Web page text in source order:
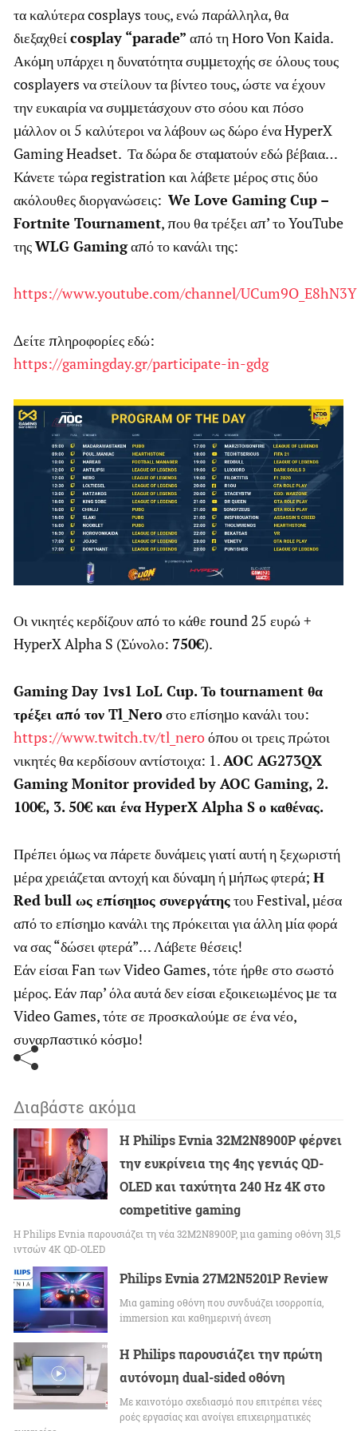
τα καλύτερα cosplays τους, ενώ παράλληλα, θα
διεξαχθεί cosplay “parade” από τη Ηoro Von Kaida.
Ακόμη υπάρχει η δυνατότητα συμμετοχής σε όλους τους
cosplayers να στείλουν τα βίντεο τους, ώστε να έχουν
την ευκαιρία να συμμετάσχουν στο σόου και πόσο
μάλλον οι 5 καλύτεροι να λάβουν ως δώρο ένα HyperX
Gaming Headset. Τα δώρα δε σταματούν εδώ βέβαια…
Κάνετε τώρα registration και λάβετε μέρος στις δύο
ακόλουθες διοργανώσεις: We Love Gaming Cup –
Fortnite Tournament, που θα τρέξει απ’ το YouTube
τηςWLG Gamingαπό το κανάλι της:
https://www.youtube.com/channel/
Δείτε πληροφορίες εδώ:
https://gamingday.gr/participate-in-gdg
Οι νικητές κερδίζουν από το κάθε round 25 ευρώ +
HyperX Alpha S (Σύνολο: 750€).
Gaming Day 1vs1 LoL Cup. Το tournament θα
τρέξει από τον Tl_Neroστο επίσημο κανάλι του:
https://www.twitch.tv/tl_neroόπου οι τρεις πρώτοι
νικητές θα κερδίσουν αντίστοιχα: 1.AOC AG273QX
Gaming Monitor provided by AOC Gaming, 2.
100€, 3. 50€ και ένα HyperX Alpha S ο καθένας.
Πρέπει όμως να πάρετε δυνάμεις γιατί αυτή η ξεχωριστή
μέρα χρειάζεται αντοχή και δύναμη ή μήπως φτερά; Η
Red bull ως επίσημος συνεργάτηςτου Festival, μέσα
από το επίσημο κανάλι της πρόκειται για άλλη μία φορά
να σας “δώσει φτερά”… Λάβετε θέσεις!
Εάν είσαι Fan των Video Games, τότε ήρθε στο σωστό
μέρος. Εάν παρ’ όλα αυτά δεν είσαι εξοικειωμένος με τα
Video Games, τότε σε προσκαλούμε σε ένα νέο,
συναρπαστικό κόσμο!
Διαβάστε ακόμα
Η Philips Evnia 32M2N8900P φέρνει
την ευκρίνεια της 4ης γενιάς QD-
OLED και ταχύτητα 240 Hz 4K στο
competitive gaming
Η Philips Evnia παρουσιάζει τη νέα 32M2N8900P, μια gaming οθόνη 31,5
ιντσών 4K QD-OLED
Philips Evnia 27M2N5201P Review
Μια gaming οθόνη που συνδυάζει ισορροπία,
immersion και καθημερινή άνεση
Η Philips παρουσιάζει την πρώτη
αυτόνομη dual-sided οθόνη
Με καινοτόμο σχεδιασμό που επιτρέπει νέες
ροές εργασίας και ανοίγει επιχειρηματικές